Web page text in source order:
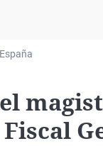
y elEquipo de
España